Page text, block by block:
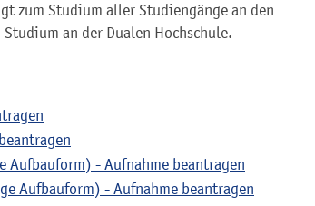
zum Studium aller Studiengänge an den
an der Dualen Hochschule.
Aufbauform) - Aufnahme beantragen
Aufbauform) - Aufnahme beantragen